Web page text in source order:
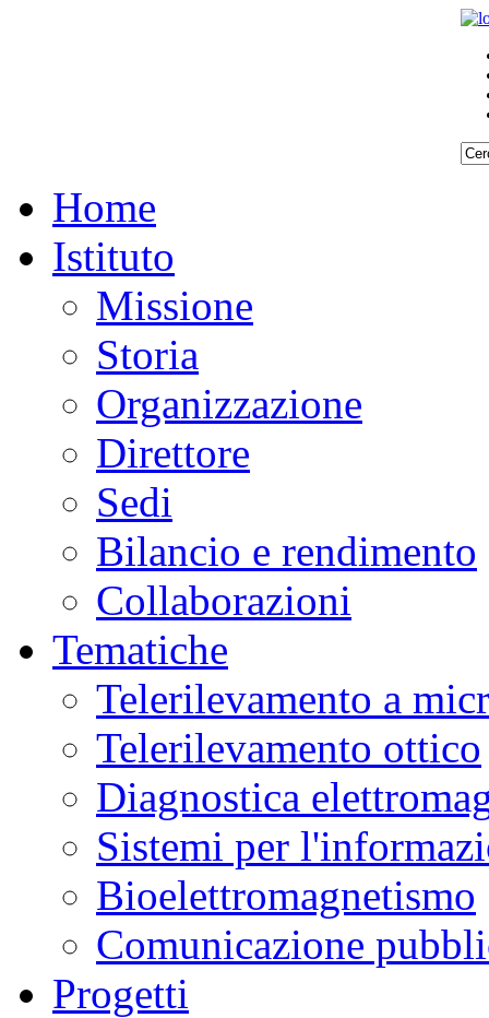
Home
Istituto
Missione
Storia
Organizzazione
Direttore
Sedi
Bilancio e rendimento
Collaborazioni
Tematiche
Telerilevamento a
Telerilevamento ottico
Diagnostica
Sistemi per
Bioelettromagnetismo
Comunicazione
Progetti